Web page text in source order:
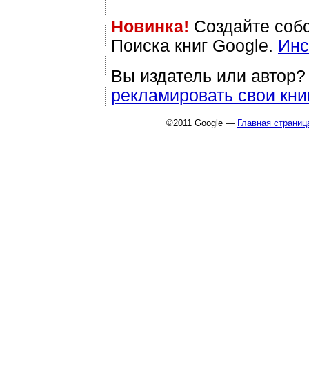
Новинка! Создайте
Поиска книг Google.
Вы издатель или
рекламировать свои
©2011 Google — Главная